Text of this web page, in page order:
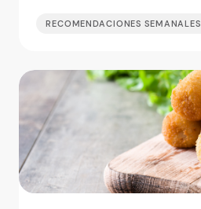
RECOMENDACIONES SEMANALES